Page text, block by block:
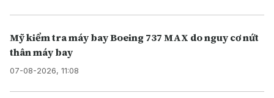
Mỹ kiểm tra máy bay Boeing 737 MAX do nguy cơ nứt
thân máy bay
07-08-2026, 11:08